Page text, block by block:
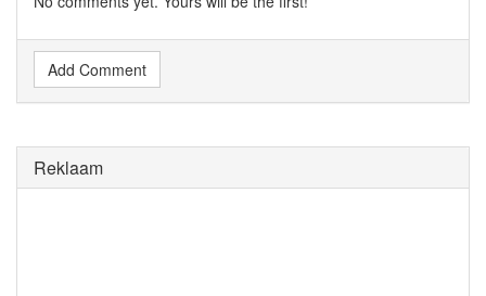
Add Comment
Reklaam